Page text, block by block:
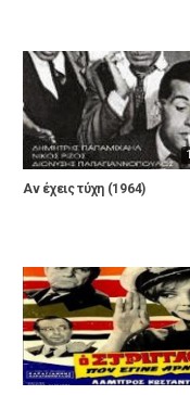
Αν έχεις τύχη (1964)